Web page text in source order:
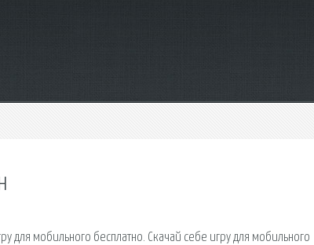
для мобильного бесплатно. Скачай себе игру для мобильного